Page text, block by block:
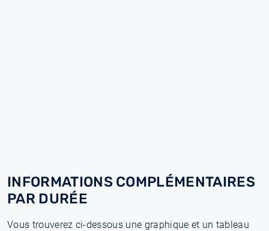
INFORMATIONS COMPLÉMENTAIRES
PAR DURÉE
Vous trouverez ci-dessous une graphique et un tableau